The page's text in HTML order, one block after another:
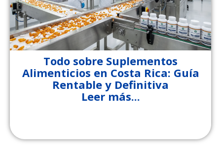
Todo sobre Suplementos
Alimenticios en Costa Rica: Guía
Rentable y Definitiva
Leer más...